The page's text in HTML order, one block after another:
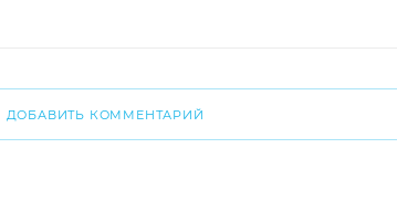
ДОБАВИТЬ КОММЕНТАРИЙ